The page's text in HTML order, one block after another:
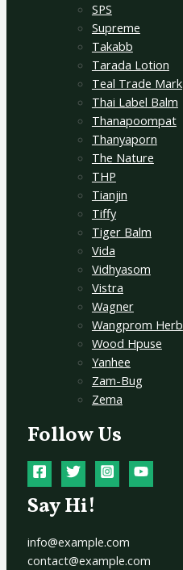
SPS
Supreme
Takabb
Tarada Lotion
Teal Trade Mark
Thai Label Balm
Thanapoompat
Thanyaporn
The Nature
THP
Tianjin
Tiffy
Tiger Balm
Vida
Vidhyasom
Vistra
Wagner
Wangprom Herb
Wood Hpuse
Yanhee
Zam-Bug
Zema
Follow Us
Say Hi!
info@example.com
contact@example.com